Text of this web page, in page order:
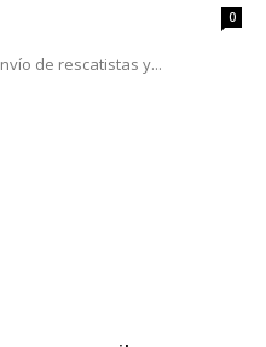
0
de rescatistas y...